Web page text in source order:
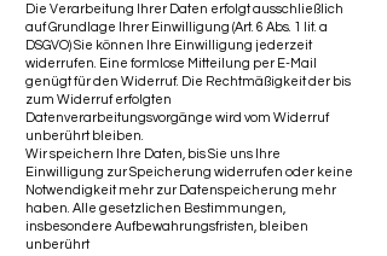
Die Verarbeitung Ihrer Daten erfolgt ausschließlich
auf Grundlage Ihrer Einwilligung (Art. 6 Abs. 1 lit. a
DSGVO) Sie können Ihre Einwilligung jederzeit
widerrufen. Eine formlose Mitteilung per E-Mail
genügt für den Widerruf. Die Rechtmäßigkeit der bis
zum Widerruf erfolgten
Datenverarbeitungsvorgänge wird vom Widerruf
unberührt bleiben.
Wir speichern Ihre Daten, bis Sie uns Ihre
Einwilligung zur Speicherung widerrufen oder keine
Notwendigkeit mehr zur Datenspeicherung mehr
haben. Alle gesetzlichen Bestimmungen,
insbesondere Aufbewahrungsfristen, bleiben
unberührt